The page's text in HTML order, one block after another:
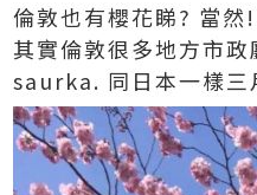
倫敦也有櫻花睇? 當然!
其實倫敦很多地方市
saurka. 同日本一樣三